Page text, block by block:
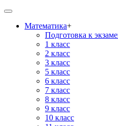
Математика+
Подготовка к
1 класс
2 класс
3 класс
5 класс
6 класс
7 класс
8 класс
9 класс
10 класс